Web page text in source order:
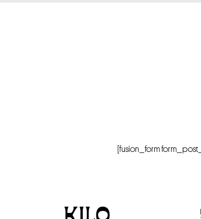
[fusion_form